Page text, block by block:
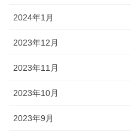
2024年1月
2023年12月
2023年11月
2023年10月
2023年9月